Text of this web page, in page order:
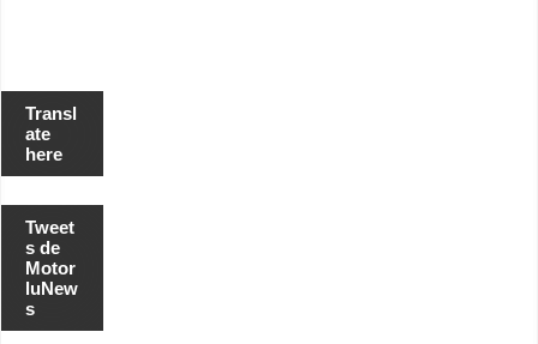
Transl
ate
here
Tweet
s de
Motor
luNew
s